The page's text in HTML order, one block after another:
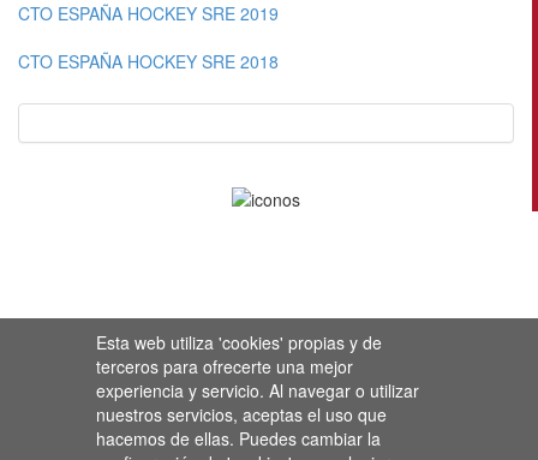
Esta web utiliza 'cookies' propias y de
terceros para ofrecerte una mejor
experiencia y servicio. Al navegar o utilizar
nuestros servicios, aceptas el uso que
hacemos de ellas. Puedes cambiar la
CTO ESPAÑA HOCKEY SRE 2019
CTO ESPAÑA HOCKEY SRE 2018